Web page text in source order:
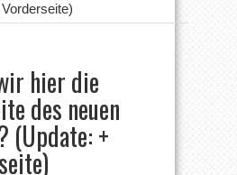
hier die
des neuen
(Update: +